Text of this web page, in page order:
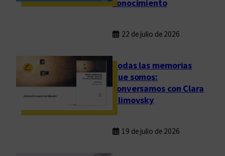
conocimiento
22 de julio de 2026
Todas las memorias
que somos:
conversamos con Clara
Klimovsky
19 de julio de 2026